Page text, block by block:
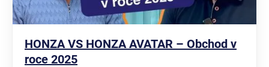
HONZA VS HONZA AVATAR – Obchod v
roce 2025